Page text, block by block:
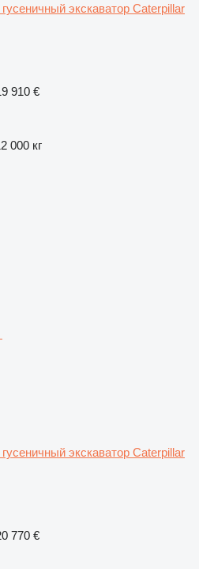
гусеничный экскаватор Caterpillar
910 €
000 кг
гусеничный экскаватор Caterpillar
770 €